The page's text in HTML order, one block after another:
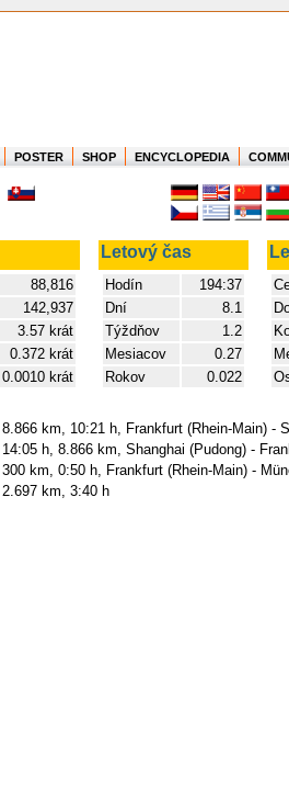
Where in the world have you flown?
How long have you been in the air?
Create your own FlightMemory and see!
POSTER SHOP ENCYCLOPEDIA
Letový čas
88,816
142,937
3.57 krát
0.372 krát
0.0010 krát
Hodín
194:37
Dní
8.1
Týždňov
1.2
Mesiacov
0.27
Rokov
0.022
8.866 km, 10:21 h, Frankfurt (Rhein-Main) -
14:05 h, 8.866 km, Shanghai (Pudong) -
300 km, 0:50 h, Frankfurt (Rhein-Main) -
2.697 km, 3:40 h